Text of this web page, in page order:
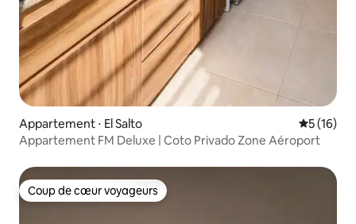
Appartement ⋅ El Salto
5 (16)
Appartement FM Deluxe | Coto Privado Zone Aéroport
Coup de cœur voyageurs
Coup de cœur voyageurs